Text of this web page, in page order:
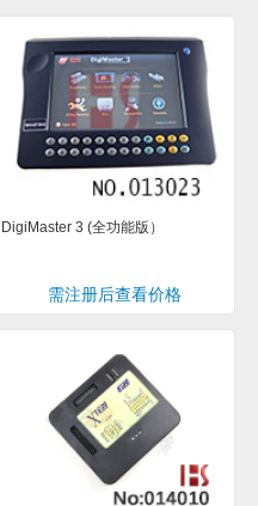
DigiMaster 3 (全功能版）
需注册后查看价格